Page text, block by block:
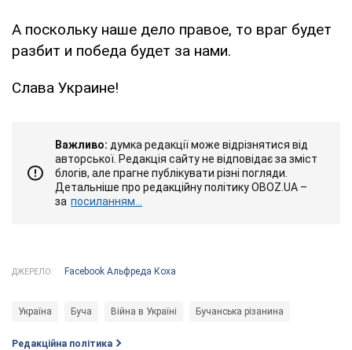
А поскольку наше дело правое, то враг будет
разбит и победа будет за нами.
Слава Украине!
Важливо: думка редакції може відрізнятися від
авторської. Редакція сайту не відповідає за зміст
блогів, але прагне публікувати різні погляди.
Детальніше про редакційну політику OBOZ.UA –
за посиланням...
ДЖЕРЕЛО: Facebook Альфреда Коха
Україна Буча Війна в Україні Бучанська різанина
Редакційна політика